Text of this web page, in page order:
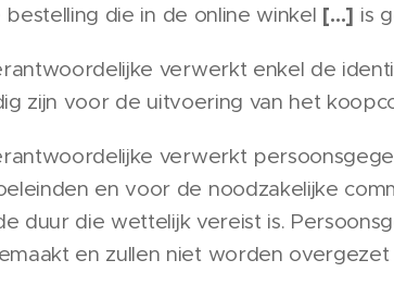
die in de online winkel […] is
verwerkt enkel de
zijn voor de uitvoering van het
verwerkt
en voor de noodzakelijke
duur die wettelijk vereist is.
en zullen niet worden overgezet